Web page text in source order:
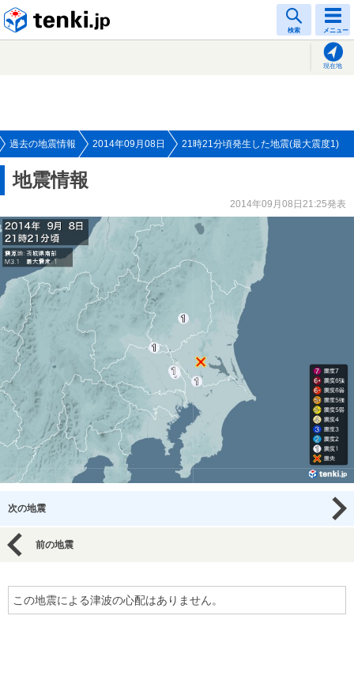
検索 メニュー
現在地
過去の地震情報 2014年09月08日 21時21分頃発生した地震(最大震度1)
地震情報
2014年09月08日21:25発表
次の地震
前の地震
この地震による津波の心配はありません。